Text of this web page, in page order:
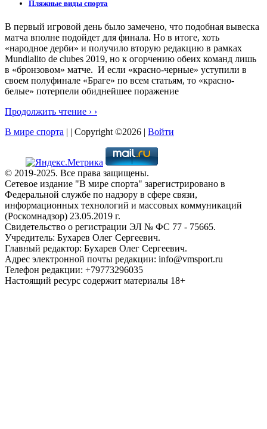
Пляжные виды спорта
В первый игровой день было замечено, что подобная вывеска
матча вполне подойдет для финала. Но в итоге, хоть
«народное дерби» и получило вторую редакцию в рамках
Mundialito de clubes 2019, но к огорчению обеих команд лишь
в «бронзовом» матче. И если «красно-черные» уступили в
своем полуфинале «Браге» по всем статьям, то «красно-
белые» потерпели обиднейшее поражение
Продолжить чтение › ›
В мире спорта | | Copyright ©2026 | Войти
© 2019-2025. Все права защищены.
Сетевое издание "В мире спорта" зарегистрировано в
Федеральной службе по надзору в сфере связи,
информационных технологий и массовых коммуникаций
(Роскомнадзор) 23.05.2019 г.
Свидетельство о регистрации ЭЛ № ФС 77 - 75665.
Учредитель: Бухарев Олег Сергеевич.
Главный редактор: Бухарев Олег Сергеевич.
Адрес электронной почты редакции: info@vmsport.ru
Телефон редакции: +79773296035
Настоящий ресурс содержит материалы 18+